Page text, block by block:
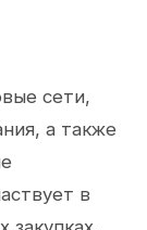
сети,
а также
в